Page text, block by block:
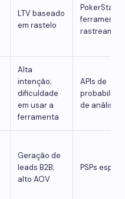
LTV baseado
em rastelo
PokerStars,
Alta
intenção;
dificuldade
em usar a
ferramenta
APIs de
de análise
Geração de
leads B2B;
alto AOV
PSPs